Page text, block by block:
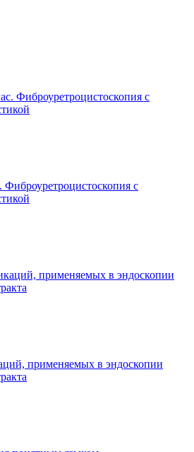
Фиброуретроцистоскопия с
применяемых в эндоскопии